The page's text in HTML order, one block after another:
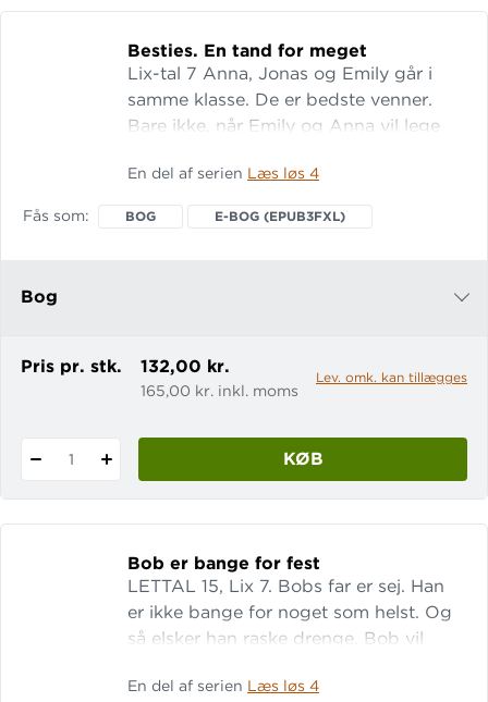
Genkender hyppige bogstav-lyd-forbindelser
med betingede udtaler
Genkender hyppige bogstavfølger på tværs af
ord – såsom stavelser, bogstavfølger med
Besties. En tand for meget
Lix-tal 7 Anna, Jonas og Emily går i
samme klasse. De er bedste venner.
Bare ikke, når Emily og Anna vil lege
lille bog om store følelser. Find gratis
"Ekstramaterialer".
En del af serien Læs løs 4
Fås som BOG E-BOG (EPUB3FXL)
Bog
e-bog (epub3fxl)
Pris pr. stk. 132,00 kr.
165,00 kr. inkl. moms
Lev. omk. kan tillægges
1 KØB
Bob er bange for fest
LETTAL 15, Lix 7. Bobs far er sej. Han
er ikke bange for noget som helst. Og
så elsker han raske drenge. Bob vil
Men Bob er bange for alt! Måske især
En del af serien Læs løs 4